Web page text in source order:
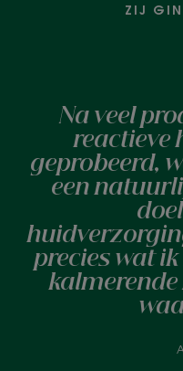
ZIJ
Na veel
reactieve
geprobeerd,
een
precies wat
kalmerende